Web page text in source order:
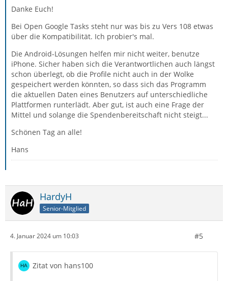
Danke Euch!
Bei Open Google Tasks steht nur was bis zu Vers 108 etwas
über die Kompatibilität. Ich probier's mal.
Die Android-Lösungen helfen mir nicht weiter, benutze
iPhone. Sicher haben sich die Verantwortlichen auch längst
schon überlegt, ob die Profile nicht auch in der Wolke
gespeichert werden könnten, so dass sich das Programm
die aktuellen Daten eines Benutzers auf unterschiedliche
Plattformen runterlädt. Aber gut, ist auch eine Frage der
Mittel und solange die Spendenbereitschaft nicht steigt...
Schönen Tag an alle!
Hans
HardyH
Senior-Mitglied
4. Januar 2024 um 10:03 #5
Zitat von hans100